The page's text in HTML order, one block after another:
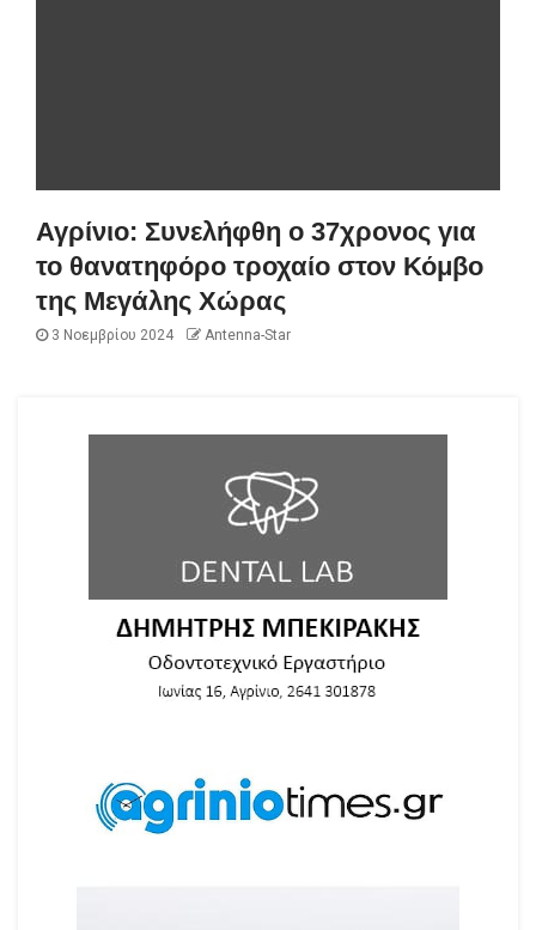
Αγρίνιο: Συνελήφθη ο 37χρονος για
το θανατηφόρο τροχαίο στον Κόμβο
της Μεγάλης Χώρας
3 Νοεμβρίου 2024 Antenna-Star